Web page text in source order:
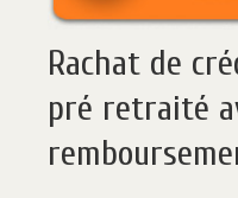
Rachat de
pré retraité